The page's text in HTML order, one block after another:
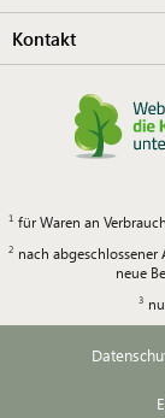
Kontakt
für Waren an
nach
neue